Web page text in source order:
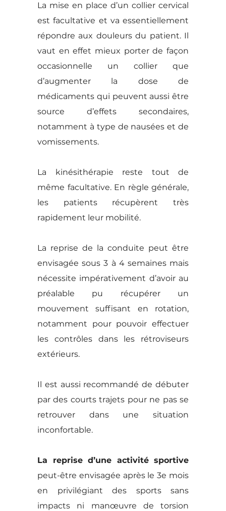
La mise en place d’un collier cervical
est facultative et va essentiellement
répondre aux douleurs du patient. Il
vaut en effet mieux porter de façon
occasionnelle un collier que
d’augmenter la dose de
médicaments qui peuvent aussi être
source d’effets secondaires,
notamment à type de nausées et de
vomissements.
La kinésithérapie reste tout de
même facultative. En règle générale,
les patients récupèrent très
rapidement leur mobilité.
La reprise de la conduite peut être
envisagée sous 3 à 4 semaines mais
nécessite impérativement d’avoir au
préalable pu récupérer un
mouvement suffisant en rotation,
notamment pour pouvoir effectuer
les contrôles dans les rétroviseurs
extérieurs.
Il est aussi recommandé de débuter
par des courts trajets pour ne pas se
retrouver dans une situation
inconfortable.
La reprise d’une activité sportive
peut-être envisagée après le 3e mois
en privilégiant des sports sans
impacts ni manœuvre de torsion